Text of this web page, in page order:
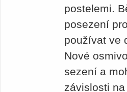
postelemi.
posezení
používat ve
Nové
sezení a
závislosti